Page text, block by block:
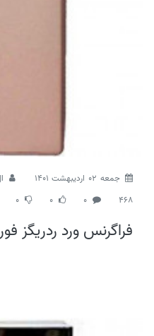
جمعه 02 اردیبهشت 1401
468
0
0
0
فراگرنس ورد ردریگز